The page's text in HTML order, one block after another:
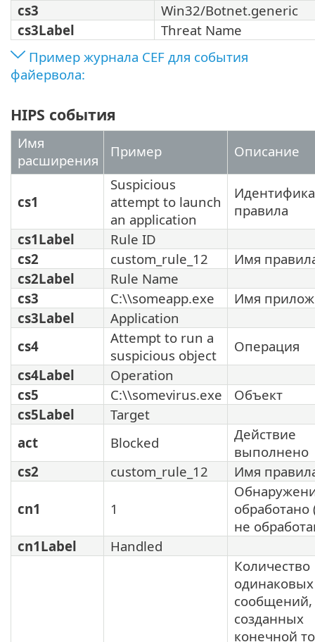
cs3
Win32/Botnet.generic
cs3Label
Threat Name
Пример журнала CEF для события
файервола:
HIPS события
Имя
расширения
Пример Описание
cs1
Suspicious
attempt to launch
an application
правила
cs1Label
Rule ID
cs2
custom_rule_12
Имя
cs2Label
Rule Name
cs3
C:\\someapp.exe
Имя
cs3Label
Application
cs4
Attempt to run a
suspicious object
Операция
cs4Label
Operation
cs5
C:\\somevirus.exe
Объект
cs5Label
Target
act
Blocked
Действие
выполнено
cs2
custom_rule_12 Имя
cn1 1
обработано
не
cn1Label
Handled
Количество
одинаковых
сообщений,
созданных
конечной